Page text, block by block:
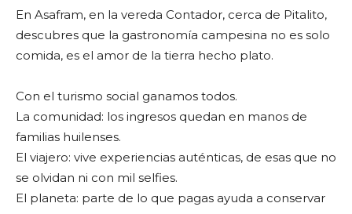
En Asafram, en la vereda Contador, cerca de Pitalito,
descubres que la gastronomía campesina no es solo
comida, es el amor de la tierra hecho plato.
Con el turismo social ganamos todos.
La comunidad: los ingresos quedan en manos de
familias huilenses.
El viajero: vive experiencias auténticas, de esas que no
se olvidan ni con mil selfies.
El planeta: parte de lo que pagas ayuda a conservar